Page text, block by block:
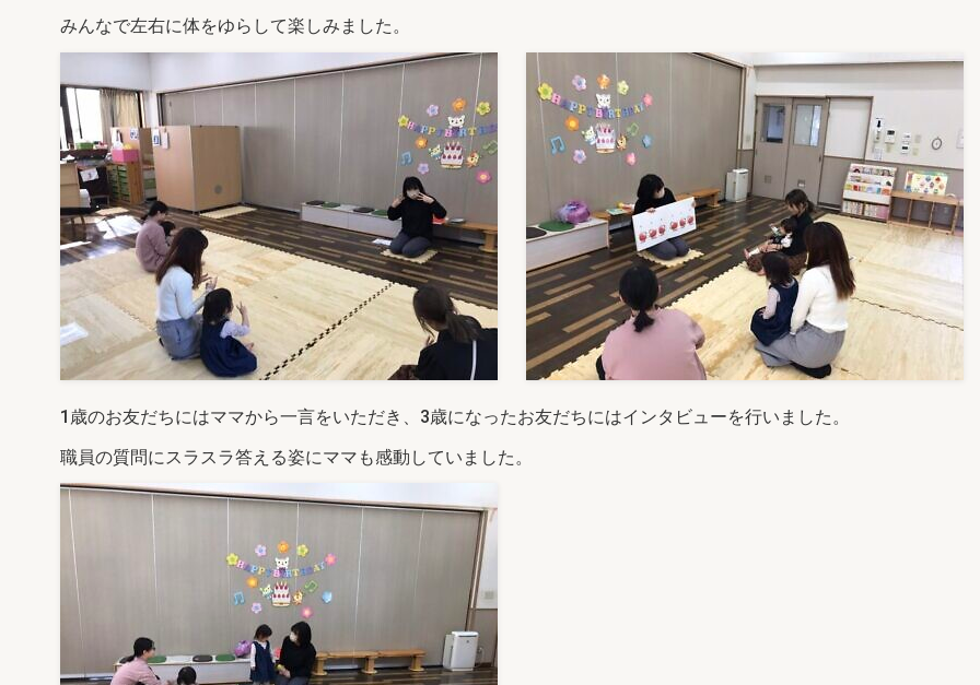
みんなで左右に体をゆらして楽しみました。
1歳のお友だちにはママから一言をいただき、3歳になったお友だちにはインタビューを行いました。
職員の質問にスラスラ答える姿にママも感動していました。